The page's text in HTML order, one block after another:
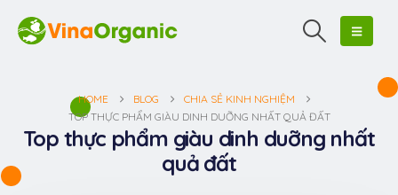
HOME BLOG
CHIA SẺ KINH NGHIỆM
TOP THỰC PHẨM GIÀU DINH DUỠNG NHẤT QUẢ ĐẤT
Top thực phẩm giàu dinh duỡng nhất
quả đất